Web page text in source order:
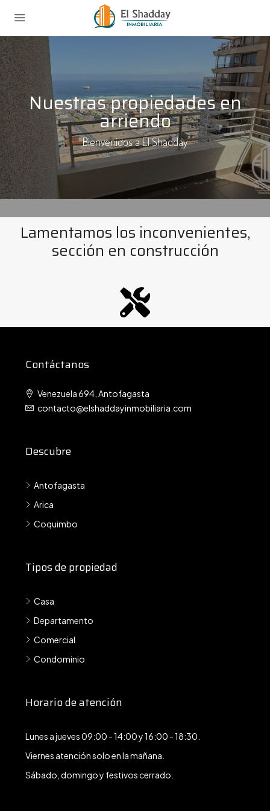
Nuestras propiedades en
arriendo
Bienvenidos a El Shadday
Lamentamos los inconvenientes,
sección en construcción
Contáctanos
Venezuela 694, Antofagasta
contacto@elshaddayinmobiliaria.com
Descubre
Antofagasta
Arica
Coquimbo
Tipos de propiedad
Casa
Departamento
Comercial
Condominio
Horario de atención
Lunes a jueves 09:00 - 14:00 y 16:00 - 18:30.
Viernes atención solo en la mañana.
Sábado, domingo y festivos cerrado.